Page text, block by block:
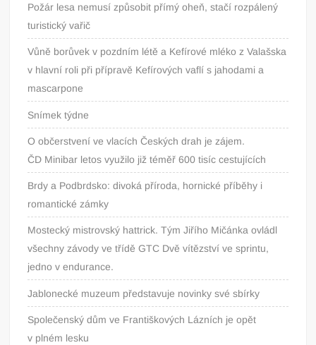
Požár lesa nemusí způsobit přímý oheň, stačí rozpálený
turistický vařič
Vůně borůvek v pozdním létě a Kefírové mléko z Valašska
v hlavní roli při přípravě Kefírových vaflí s jahodami a
mascarpone
Snímek týdne
O občerstvení ve vlacích Českých drah je zájem.
ČD Minibar letos využilo již téměř 600 tisíc cestujících
Brdy a Podbrdsko: divoká příroda, hornické příběhy i
romantické zámky
Mostecký mistrovský hattrick. Tým Jiřího Mičánka ovládl
všechny závody ve třídě GTC Dvě vítězství ve sprintu,
jedno v endurance.
Jablonecké muzeum představuje novinky své sbírky
Společenský dům ve Františkových Lázních je opět
v plném lesku